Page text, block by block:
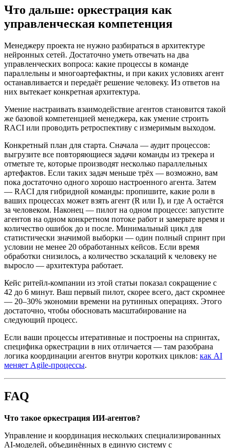
Что дальше: оркестрация как
управленческая компетенция
Менеджеру проекта не нужно разбираться в архитектуре
нейронных сетей. Достаточно уметь отвечать на два
управленческих вопроса: какие процессы в команде
параллельны и многоартефактны, и при каких условиях агент
останавливается и передаёт решение человеку. Из ответов на
них вытекает конкретная архитектура.
Умение настраивать взаимодействие агентов становится такой
же базовой компетенцией менеджера, как умение строить
RACI или проводить ретроспективу с измеримым выходом.
Конкретный план для старта. Сначала — аудит процессов:
выгрузите все повторяющиеся задачи команды из трекера и
отметьте те, которые производят несколько параллельных
артефактов. Если таких задач меньше трёх — возможно, вам
пока достаточно одного хорошо настроенного агента. Затем
— RACI для гибридной команды: пропишите, какие роли в
ваших процессах может взять агент (R или I), и где A остаётся
за человеком. Наконец — пилот на одном процессе: запустите
агентов на одном конкретном потоке работ и замерьте время и
количество ошибок до и после. Минимальный цикл для
статистически значимой выборки — один полный спринт при
условии не менее 20 обработанных кейсов. Если время
обработки снизилось, а количество эскалаций к человеку не
выросло — архитектура работает.
Кейс ритейл-компании из этой статьи показал сокращение с
42 до 6 минут. Ваш первый пилот, скорее всего, даст скромнее
— 20–30% экономии времени на рутинных операциях. Этого
достаточно, чтобы обосновать масштабирование на
следующий процесс.
Если ваши процессы итеративные и построены на спринтах,
специфика оркестрации в них отличается — там разобрана
логика координации агентов внутри коротких циклов: как AI
меняет Agile-процессы.
FAQ
Что такое оркестрация ИИ-агентов?
Управление и координация нескольких специализированных
AI-моделей, объединённых в единую систему с